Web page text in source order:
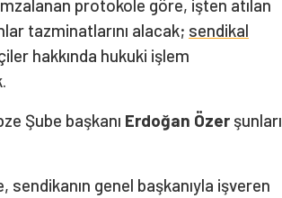
protokole göre, işten atılan
tazminatlarını alacak; sendikal
hakkında hukuki işlem
Şube başkanı Erdoğan Özer şunları
genel başkanıyla işveren